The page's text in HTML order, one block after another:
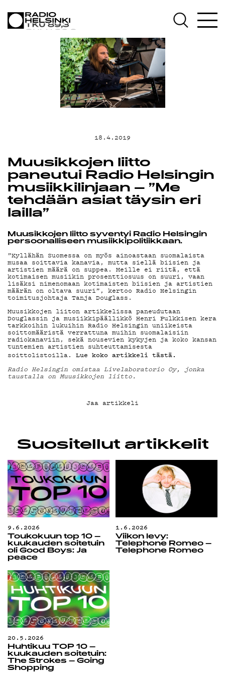
OHJELMAT
TEKIJÄT
ON-DEMAND
PODCAST
MAINOSTA
G LIVELAB
YSTÄVÄKLUBI
TIETOSUOJA
18.4.2019
Muusikkojen liitto
paneutui Radio Helsingin
musiikkilinjaan – ”Me
tehdään asiat täysin eri
lailla”
Muusikkojen liitto syventyi Radio Helsingin
persoonalliseen musiikkipolitiikkaan.
”Kyllähän Suomessa on myös ainoastaan suomalaista
musaa soittavia kanavia, mutta siellä biisien ja
artistien määrä on suppea. Meille ei riitä, että
kotimaisen musiikin prosenttiosuus on suuri, vaan
lisäksi nimenomaan kotimaisten biisien ja artistien
määrän on oltava suuri”, kertoo Radio Helsingin
toimitusjohtaja Tanja Douglass.
Muusikkojen liiton artikkelissa paneudutaan
Douglassin ja musiikkipäällikkö Henri Pulkkisen kera
tarkkoihin lukuihin Radio Helsingin uniikeista
soittomääristä verrattuna muihin suomalaisiin
radiokanaviin, sekä nousevien kykyjen ja koko kansan
tuntemien artistien suhteuttamisesta
soittolistoilla. Lue koko artikkeli tästä.
Radio Helsingin omistaa Livelaboratorio Oy, jonka
taustalla on Muusikkojen liitto.
Jaa artikkeli
Suositellut artikkelit
9.6.2026
Toukokuun top 10 –
kuukauden soitetuin
oli Good Boys: Ja
peace
1.6.2026
Viikon levy:
Telephone Romeo –
Telephone Romeo
20.5.2026
Huhtikuu TOP 10 –
kuukauden soitetuin:
The Strokes – Going
Shopping